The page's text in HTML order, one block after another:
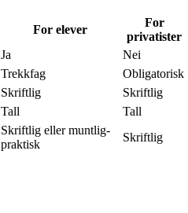
For elever
For
privatister
Ja
Nei
Trekkfag
Obligatorisk
Skriftlig
Skriftlig
Tall
Tall
Skriftlig eller muntlig-
praktisk
Skriftlig